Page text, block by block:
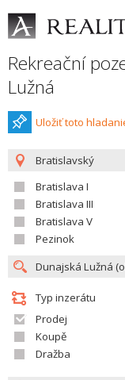
Rekreační
Lužná
Uložiť toto
Bratislavský
Bratislava I
Bratislava III
Bratislava V
Pezinok
Typ inzerátu
Prodej
Koupě
Dražba